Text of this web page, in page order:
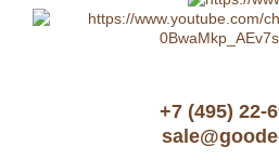
+7 (495) 22-